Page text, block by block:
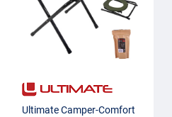
Ultimate Camper-Comfort